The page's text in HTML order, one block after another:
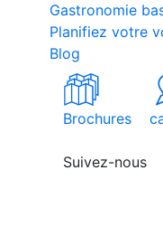
Gastronomie
Planifiez votre
Blog
Brochures
Suivez-nous